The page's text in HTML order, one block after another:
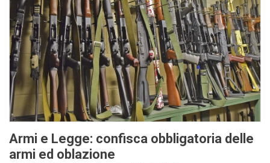
Armi e Legge: confisca obbligatoria delle
armi ed oblazione